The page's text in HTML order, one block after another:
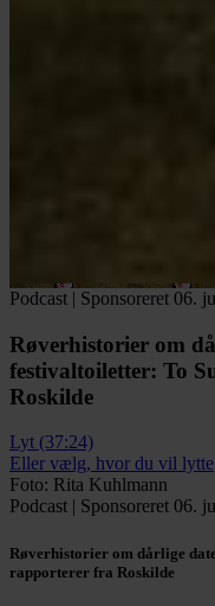
Podcast | Sponsoreret 06.
Røverhistorier om
festivaltoiletter: To
Roskilde
Lyt (37:24)
Eller vælg, hvor du vil lytte
Foto: Rita Kuhlmann
Podcast | Sponsoreret 06.
Røverhistorier om dårlige
rapporterer fra Roskilde